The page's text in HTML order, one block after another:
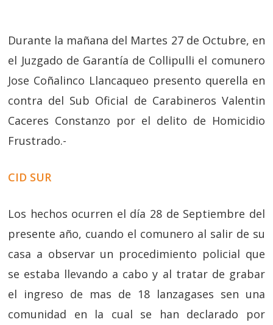
Durante la mañana del Martes 27 de Octubre, en
el Juzgado de Garantía de Collipulli el comunero
Jose Coñalinco Llancaqueo presento querella en
contra del Sub Oficial de Carabineros Valentin
Caceres Constanzo por el delito de Homicidio
Frustrado.-
CID SUR
Los hechos ocurren el día 28 de Septiembre del
presente año, cuando el comunero al salir de su
casa a observar un procedimiento policial que
se estaba llevando a cabo y al tratar de grabar
el ingreso de mas de 18 lanzagases sen una
comunidad en la cual se han declarado por